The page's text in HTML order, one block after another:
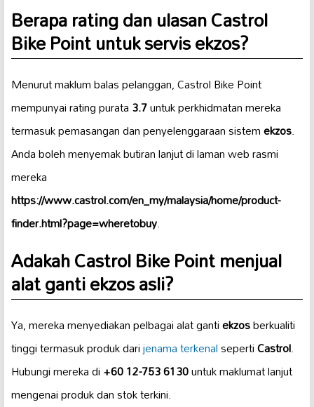
Berapa rating dan ulasan Castrol
Bike Point untuk servis ekzos?
Menurut maklum balas pelanggan, Castrol Bike Point
mempunyai rating purata3.7untuk perkhidmatan mereka
termasuk pemasangan dan penyelenggaraan sistemekzos.
Anda boleh menyemak butiran lanjut di laman web rasmi
mereka
https://www.castrol.com/en_my/malaysia/home/product-
finder.html?page=wheretobuy.
Adakah Castrol Bike Point menjual
alat ganti ekzos asli?
Ya, mereka menyediakan pelbagai alat gantiekzosberkualiti
tinggi termasuk produk darijenama terkenalsepertiCastrol.
Hubungi mereka di+60 12-753 6130untuk maklumat lanjut
mengenai produk dan stok terkini.